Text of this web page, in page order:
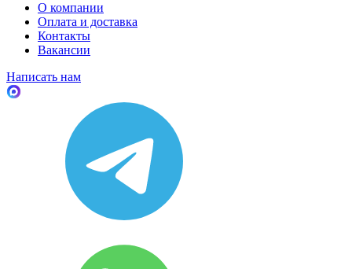
О компании
Оплата и доставка
Контакты
Вакансии
Написать нам